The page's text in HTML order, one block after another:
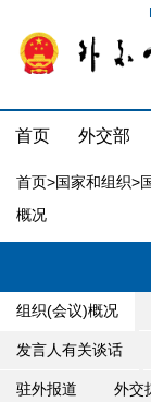
首页 外交部
首页>国家和组织>
概况
组织(会议)概况
发言人有关谈话
驻外报道 外交